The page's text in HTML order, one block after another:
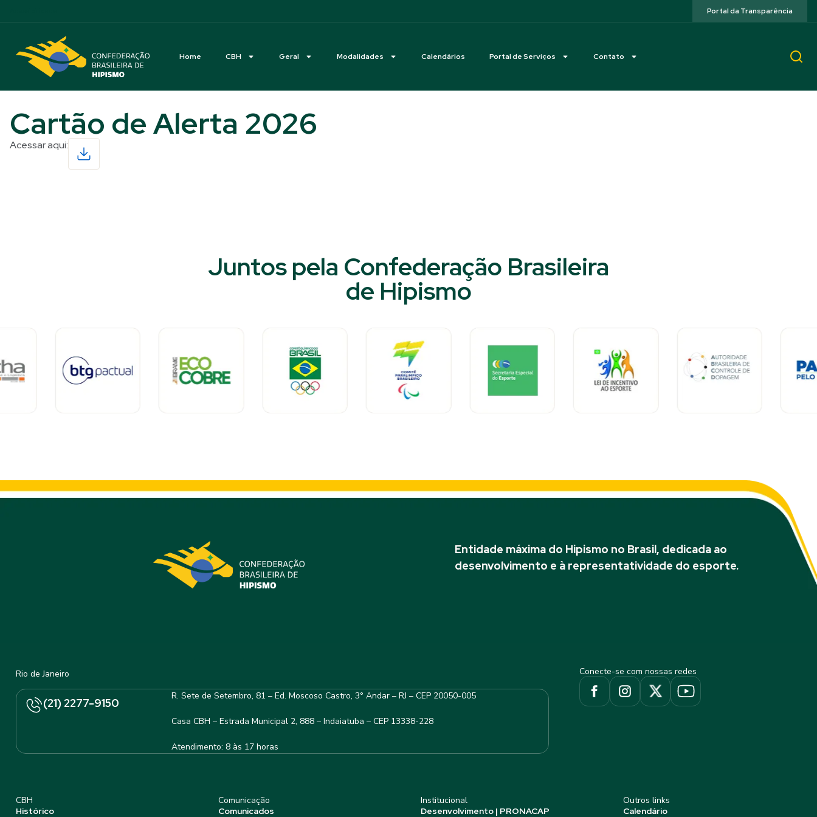
Portal da Transparência
Home CBH Geral Modalidades Calendários Portal de Serviços Contato
Cartão de Alerta 2026
Acessar aqui:
Juntos pela Confederação Brasileira
de Hipismo
Entidade máxima do Hipismo no Brasil, dedicada ao
desenvolvimento e à representatividade do esporte.
Rio de Janeiro
(21) 2277-9150
R. Sete de Setembro, 81 – Ed. Moscoso Castro, 3° Andar – RJ – CEP 20050-005
Casa CBH – Estrada Municipal 2, 888 – Indaiatuba – CEP 13338-228
Atendimento: 8 às 17 horas
Conecte-se com nossas redes
CBH
Histórico
Comunicação
Comunicados
Institucional
Desenvolvimento | PRONACAP
Outros links
Calendário